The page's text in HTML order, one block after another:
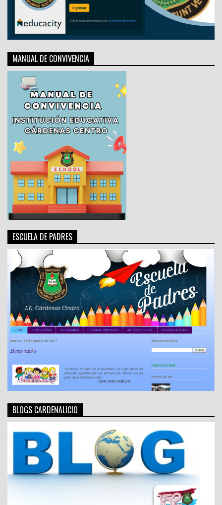
MANUAL DE CONVIVENCIA
ESCUELA DE PADRES
BLOGS CARDENALICIO